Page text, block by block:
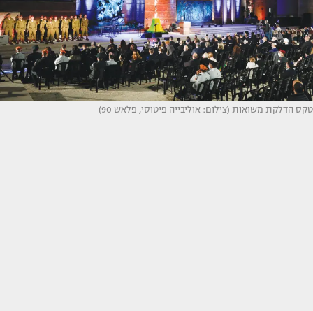
טקס הדלקת משואות (צילום: אוליבייה פיטוסי, פלאש 90)